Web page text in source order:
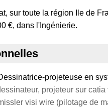
sur toute la région Ile de
€, dans l'Ingénierie.
projeteuse en
projeteur sur
visi wire (pilotage de